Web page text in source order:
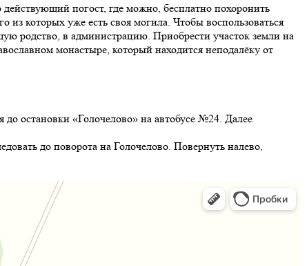
погост, где можно, бесплатно похоронить
которых уже есть своя могила. Чтобы воспользоваться
родство, в администрацию. Приобрести участок земли на
монастыре, который находится неподалёку от
до остановки «Голочелово» на автобусе №24. Далее
до поворота на Голочелово. Повернуть налево,